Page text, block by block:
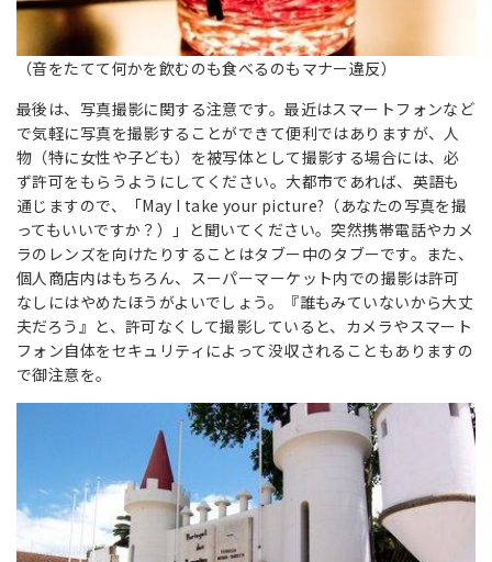
（音をたてて何かを飲むのも食べるのもマナー違反）
最後は、写真撮影に関する注意です。最近はスマートフォンなど
で気軽に写真を撮影することができて便利ではありますが、人
物（特に女性や子ども）を被写体として撮影する場合には、必
ず許可をもらうようにしてください。大都市であれば、英語も
通じますので、「May I take your picture?（あなたの写真を撮
ってもいいですか？）」と聞いてください。突然携帯電話やカメ
ラのレンズを向けたりすることはタブー中のタブーです。また、
個人商店内はもちろん、スーパーマーケット内での撮影は許可
なしにはやめたほうがよいでしょう。『誰もみていないから大丈
夫だろう』と、許可なくして撮影していると、カメラやスマート
フォン自体をセキュリティによって没収されることもありますの
で御注意を。